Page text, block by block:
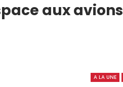
aux avions
A LA UNE